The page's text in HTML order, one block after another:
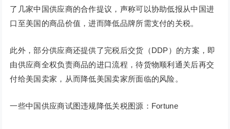
了几家中国供应商的合作提议，声称可以协助低报从中国进
口至美国的商品价值，进而降低品牌所需支付的关税。
此外，部分供应商还提供了完税后交货（DDP）的方案，即
由供应商全权负责商品的进口流程，待货物顺利通关后再交
付给美国卖家，从而降低美国卖家所面临的风险。
一些中国供应商试图违规降低关税图源：Fortune